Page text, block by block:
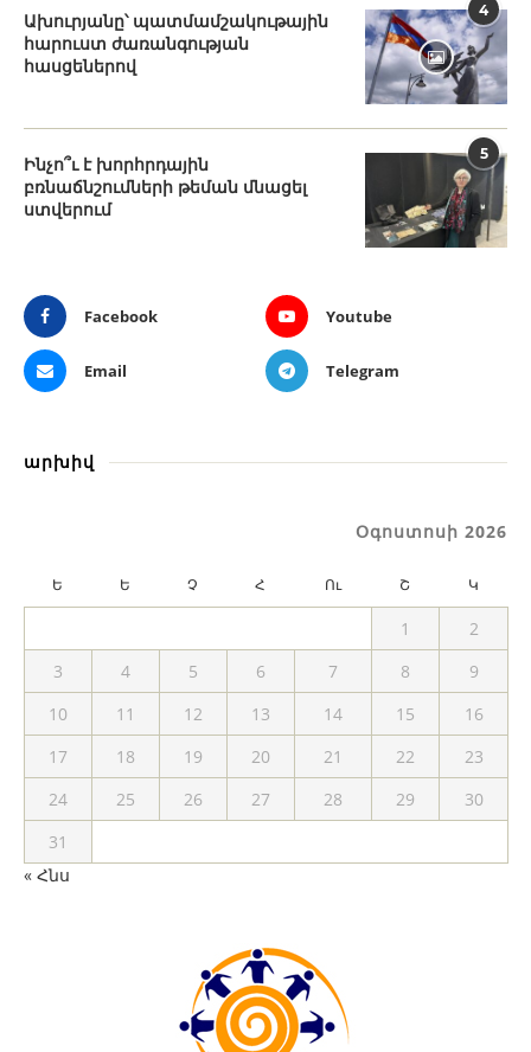
4
Ախուրյանը՝ պատմամշակութային
հարուստ ժառանգության
հասցեներով
5
Ինչո՞ւ է խորհրդային
բռնաճնշումների թեման մնացել
ստվերում
Facebook Youtube
Email Telegram
արխիվ
Օգոստոսի 2026
Ե Ե Չ Հ Ու Շ Կ
1
2
3
4 5 6 7 8
9
10
11 12 13 14 15
16
17
18 19 20 21 22
23
24
25 26 27 28 29
30
31
« Հնս